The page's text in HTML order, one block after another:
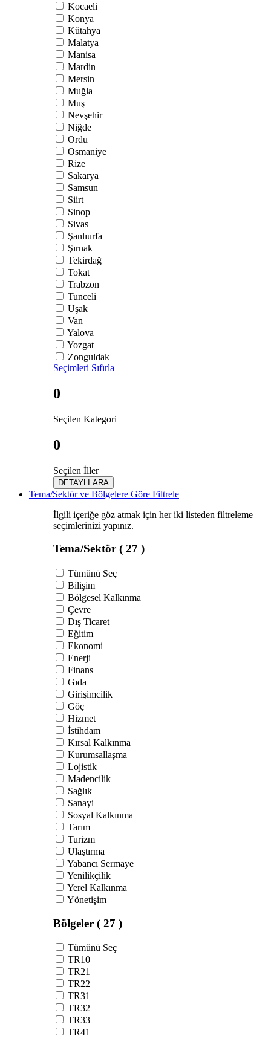
Kocaeli
Konya
Kütahya
Malatya
Manisa
Mardin
Mersin
Muğla
Muş
Nevşehir
Niğde
Ordu
Osmaniye
Rize
Sakarya
Samsun
Siirt
Sinop
Sivas
Şanlıurfa
Şırnak
Tekirdağ
Tokat
Trabzon
Tunceli
Uşak
Van
Yalova
Yozgat
Zonguldak
Seçimleri Sıfırla
0
Seçilen Kategori
0
Seçilen İller
DETAYLI ARA
Tema/Sektör ve Bölgelere Göre Filtrele
İlgili içeriğe göz atmak için her iki listeden filtreleme
seçimlerinizi yapınız.
Tema/Sektör ( 27 )
Tümünü Seç
Bilişim
Bölgesel Kalkınma
Çevre
Dış Ticaret
Eğitim
Ekonomi
Enerji
Finans
Gıda
Girişimcilik
Göç
Hizmet
İstihdam
Kırsal Kalkınma
Kurumsallaşma
Lojistik
Madencilik
Sağlık
Sanayi
Sosyal Kalkınma
Tarım
Turizm
Ulaştırma
Yabancı Sermaye
Yenilikçilik
Yerel Kalkınma
Yönetişim
Bölgeler ( 27 )
Tümünü Seç
TR10
TR21
TR22
TR31
TR32
TR33
TR41